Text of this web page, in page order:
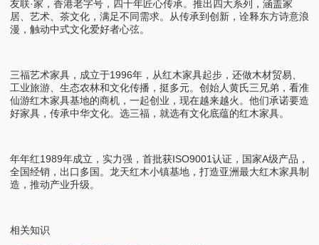
友联·家，香港老字号，四十年匠心传承。推出四大系列，涵盖家
居、艺术、茶文化，满足不同需求。从传承到创新，诠释东方诗意浪
漫，触动中式文化爱好者心弦。
三福艺术家具，成立于1996年，从红木家具起步，还做木材贸易、
工业旅游、生态农林和文化传播，挺多元。创始人黄氏三兄弟，看准
仙游红木家具基地的商机，一起创业，现在越来越火。他们承诺要造